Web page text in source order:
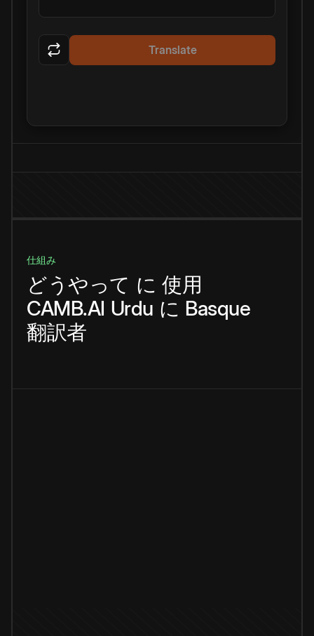
Translate
仕組み
どうやって に 使用
CAMB.AI Urdu に Basque
翻訳者